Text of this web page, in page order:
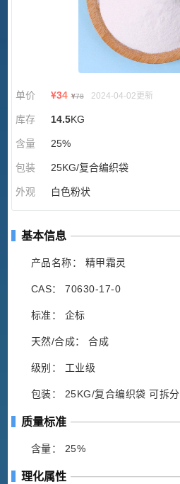
单价 ¥34 ¥78 2024-04-02更新
库存 14.5KG
含量 25%
包装 25KG/复合编织袋
外观 白色粉状
基本信息
产品名称： 精甲霜灵
CAS： 70630-17-0
标准： 企标
天然/合成： 合成
级别： 工业级
包装： 25KG/复合编织袋 可拆分
质量标准
含量： 25%
理化属性